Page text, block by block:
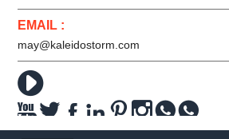
EMAIL :
may@kaleidostorm.com

     